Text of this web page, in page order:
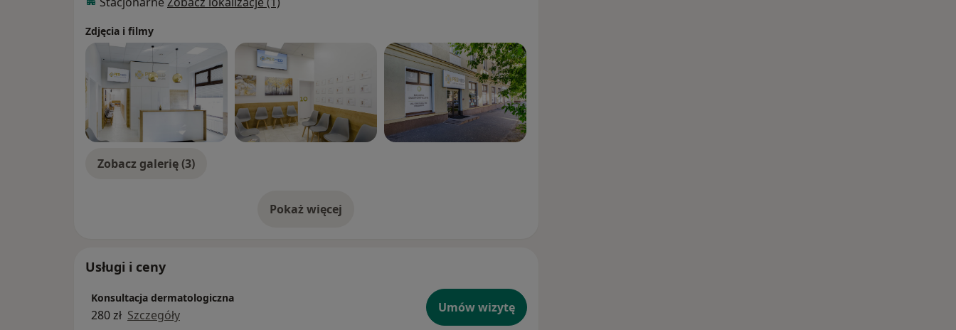
Zdjęcia i filmy
Zobacz galerię (3)
Pokaż więcejo doświadczeniu
Usługi i ceny
Konsultacja dermatologiczna
280 zł Szczegóły Umów wizytę